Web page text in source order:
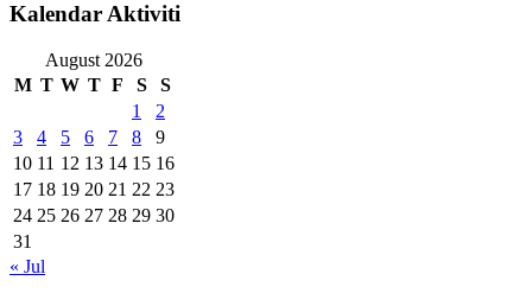
Kalendar Aktiviti
August 2026
M T W T F S
S
1
2
3
4 5 6 7 8
9
10 11 12 13 14 15 16
17 18 19 20 21 22 23
24 25 26 27 28 29 30
31
« Jul